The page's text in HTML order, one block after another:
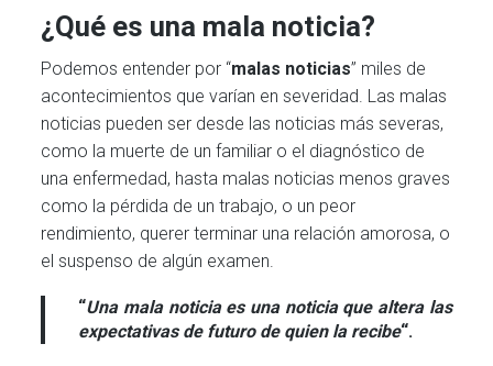
¿Qué es una mala noticia?
Podemos entender por “malas noticias” miles de
acontecimientos que varían en severidad. Las malas
noticias pueden ser desde las noticias más severas,
como la muerte de un familiar o el diagnóstico de
una enfermedad, hasta malas noticias menos graves
como la pérdida de un trabajo, o un peor
rendimiento, querer terminar una relación amorosa, o
el suspenso de algún examen.
“Una mala noticia es una noticia que altera las
expectativas de futuro de quien la recibe“.